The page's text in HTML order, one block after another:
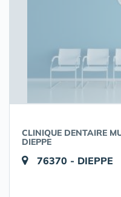
CLINIQUE DENTAIRE
DIEPPE
76370 - DIEPPE